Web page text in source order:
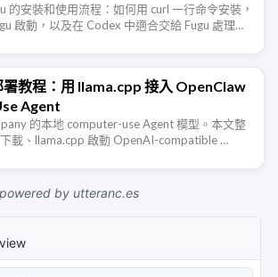
的安裝和使用流程：如何用 curl 一行命令安裝，
啟動，以及在 Codex 中適合交給 Fugu 處理的
署教程：用 llama.cpp 接入 OpenClaw
Agent
的本地 computer-use Agent 模型。本文整
載、llama.cpp 啟動 OpenAI-compatible …